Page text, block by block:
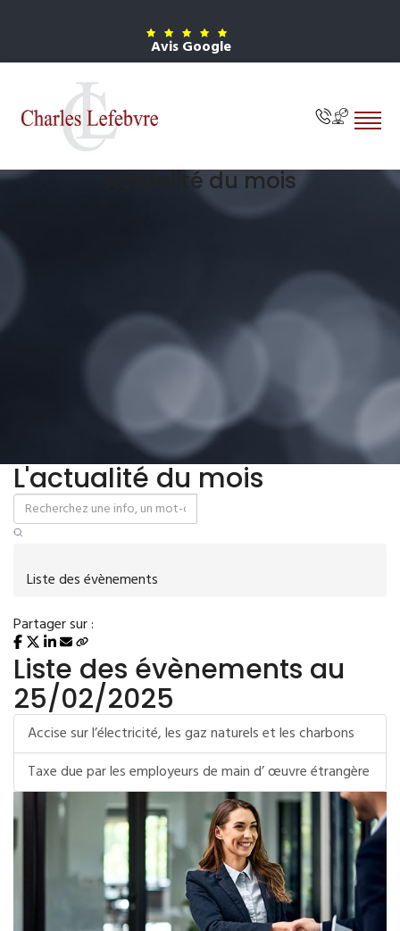
Avis Google
Actualité du mois
L'actualité du mois
Liste des évènements
Partager sur :
Liste des évènements au
25/02/2025
Accise sur l’électricité, les gaz naturels et les charbons
Taxe due par les employeurs de main d’ œuvre étrangère